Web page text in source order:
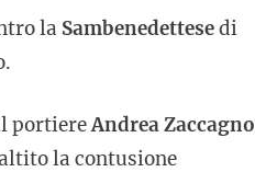
la Sambenedettesedi
portiereAndrea Zaccagno
la contusione